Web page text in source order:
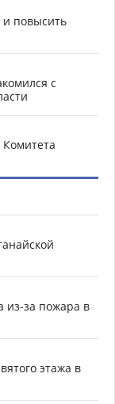
и повысить
с
из-за пожара в
этажа в